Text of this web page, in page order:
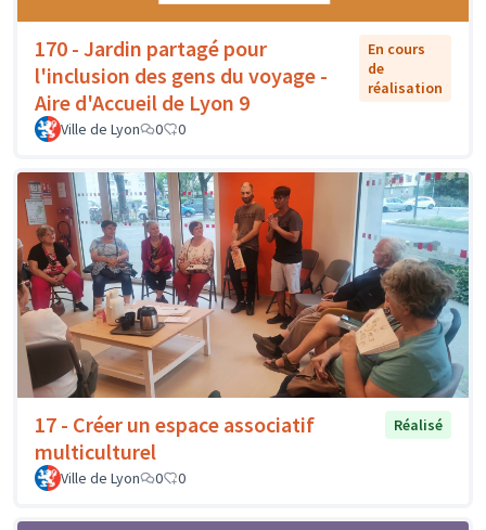
170 - Jardin partagé pour
l'inclusion des gens du voyage -
Aire d'Accueil de Lyon 9
En cours
de
réalisation
Ville de Lyon 0 0
17 - Créer un espace associatif
multiculturel
Réalisé
Ville de Lyon 0 0